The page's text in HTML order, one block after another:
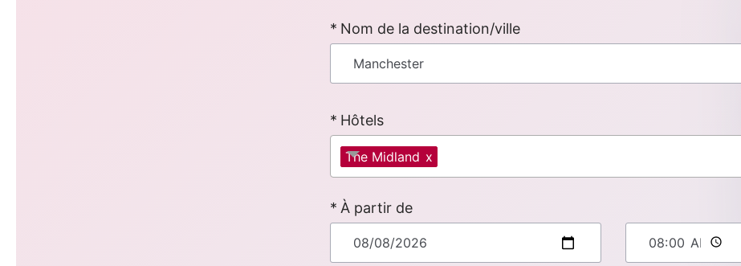
Nom de la destination/ville
Hôtels
The Midland x
À partir de